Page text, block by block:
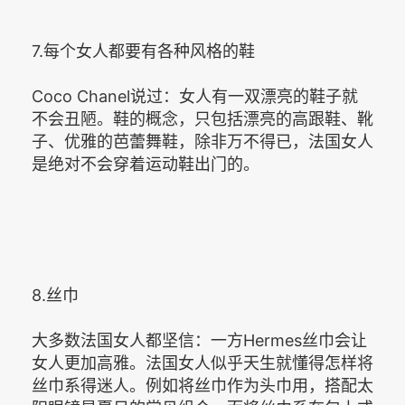
7.每个女人都要有各种风格的鞋
Coco Chanel说过：女人有一双漂亮的鞋子就
不会丑陋。鞋的概念，只包括漂亮的高跟鞋、靴
子、优雅的芭蕾舞鞋，除非万不得已，法国女人
是绝对不会穿着运动鞋出门的。
8.丝巾
大多数法国女人都坚信：一方Hermes丝巾会让
女人更加高雅。法国女人似乎天生就懂得怎样将
丝巾系得迷人。例如将丝巾作为头巾用，搭配太